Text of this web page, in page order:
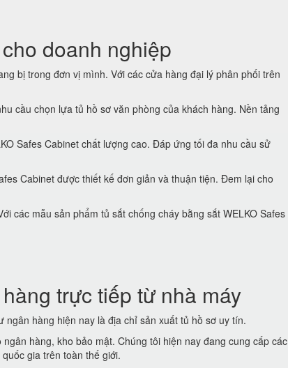
doanh nghiệp
bị trong đơn vị mình. Với các cửa hàng đại lý phân phối trên
cầu chọn lựa tủ hồ sơ văn phòng của khách hàng. Nền tảng
Safes Cabinet chất lượng cao. Đáp ứng tối đa nhu cầu sử
Cabinet được thiết kế đơn giản và thuận tiện. Đem lại cho
các mẫu sản phẩm tủ sắt chống cháy bằng sắt WELKO Safes
trực tiếp từ nhà máy
ngân hàng hiện nay là địa chỉ sản xuất tủ hồ sơ uy tín.
hàng, kho bảo mật. Chúng tôi hiện nay đang cung cấp các
gia trên toàn thế giới.